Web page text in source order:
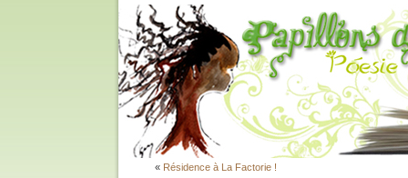
« Résidence à La Factorie !